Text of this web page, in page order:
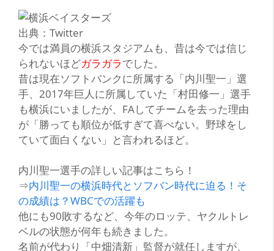
出典：Twitter
今では満員の横浜スタジアムも、昔は今では信じ
られないほどガラガラでした。
昔は現在ソフトバンクに所属する 「内川聖一」 選
手、2017年巨人に所属していた 「村田修一」 選手
も横浜にいましたが、FAしてチームを去った理由
が「勝っても順位が低すぎて喜べない。野球をし
ていて面白くない」と言われるほど。
内川聖一選手の詳しい記事はこちら！
⇒内川聖一の横浜時代とソフバン時代に迫る！そ
の成績は？WBCでの活躍も
他にも90敗するなど、今年のロッテ、ヤクルトレ
ベルの状態が何年も続きました。
名前が代わり
「中畑清新」 監督が就任しますが、